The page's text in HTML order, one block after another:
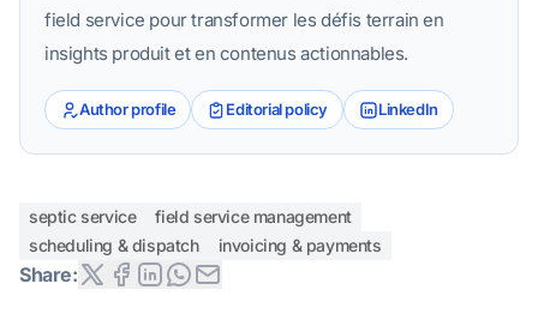
field service pour transformer les défis terrain en
insights produit et en contenus actionnables.
Author profile Editorial policy LinkedIn
septic service
field service management
scheduling & dispatch
invoicing & payments
Share: